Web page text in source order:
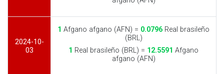
2024-10-
03
1 Afgano afgano (AFN) = 0.0796 Real brasileño
(BRL)
1 Real brasileño (BRL) = 12.5591 Afgano
afgano (AFN)